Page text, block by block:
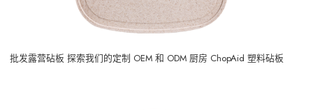
批发露营砧板 探索我们的定制 OEM 和 ODM 厨房 ChopAid 塑料砧板